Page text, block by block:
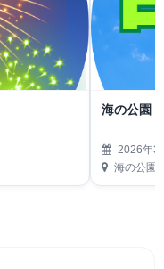
海の公園
2026年3
海の公園